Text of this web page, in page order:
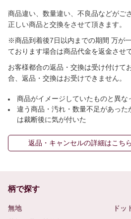
商品違い、数量違い、不良品などがご
正しい商品と交換をさせて頂きます。
※商品到着後7日以内までの期間 万が
ております場合は商品代金を返金させ
お客様都合の返品・交換は受け付けて
合、返品・交換はお受けできません。
商品がイメージしていたものと異な
違う商品・汚れ・数量不足があった
は裁断後に気が付いた
返品・キャンセルの詳細はこちら
柄で探す
無地
ドッ